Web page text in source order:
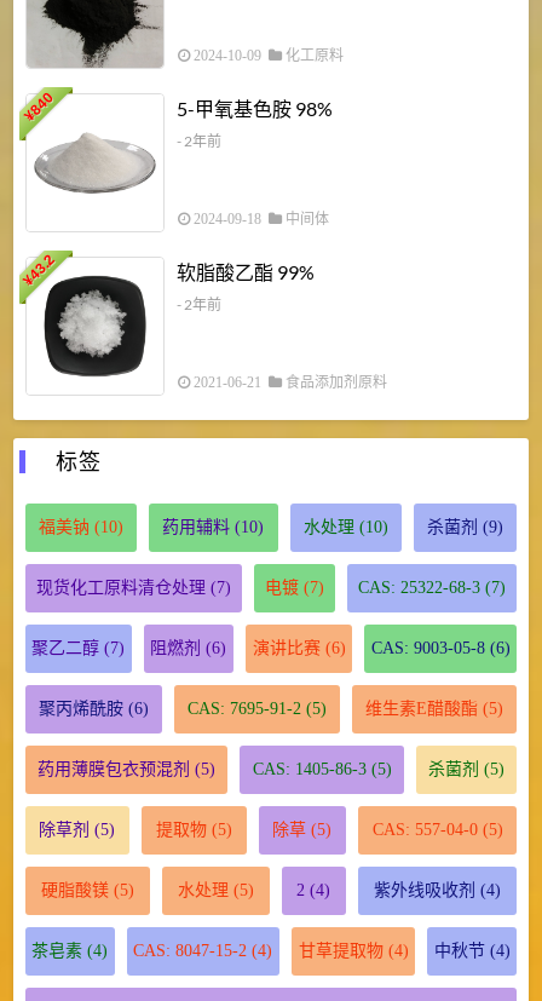
2024-10-09 化工原料
¥
840 5-甲氧基色胺 98%
- 2年前
2024-09-18 中间体
¥
43.2 软脂酸乙酯 99%
- 2年前
2021-06-21 食品添加剂原料
标签
福美钠 (10) 药用辅料 (10) 水处理 (10) 杀菌剂 (9)
现货化工原料清仓处理 (7) 电镀 (7) CAS: 25322-68-3 (7)
聚乙二醇 (7) 阻燃剂 (6) 演讲比赛(6) CAS: 9003-05-8(6)
聚丙烯酰胺(6) CAS: 7695-91-2 (5) 维生素E醋酸酯 (5)
药用薄膜包衣预混剂 (5) CAS: 1405-86-3(5) 杀菌剂 (5)
除草剂 (5) 提取物(5) 除草 (5) CAS: 557-04-0(5)
硬脂酸镁(5) 水处理 (5) 2 (4) 紫外线吸收剂 (4)
茶皂素 (4) CAS: 8047-15-2 (4) 甘草提取物(4) 中秋节(4)